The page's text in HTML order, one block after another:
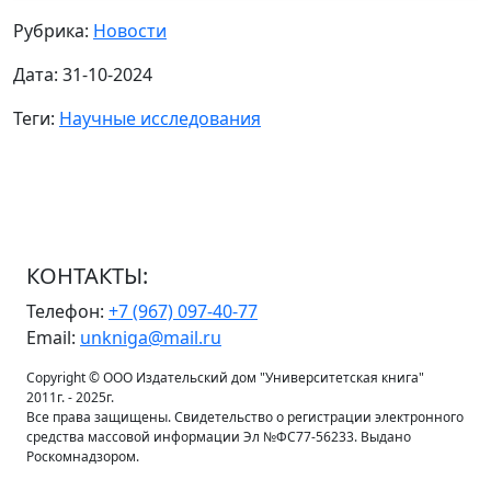
Рубрика: Новости
Дата: 31-10-2024
Теги: Научные исследования
КОНТАКТЫ:
Телефон: +7 (967) 097-40-77
Email: unkniga@mail.ru
Copyright © ООО Издательский дом "Университетская книга"
2011г. - 2025г.
Все права защищены. Свидетельство о регистрации электронного
средства массовой информации Эл №ФС77-56233. Выдано
Роскомнадзором.